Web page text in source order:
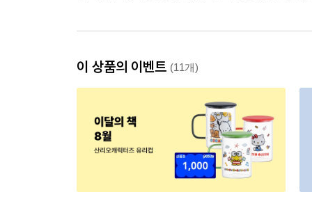
이 상품의 이벤트 (11개)